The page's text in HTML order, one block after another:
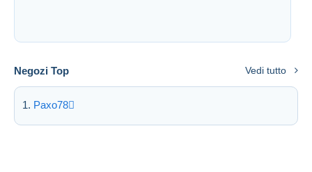
Negozi Top Vedi tutto
Paxo78